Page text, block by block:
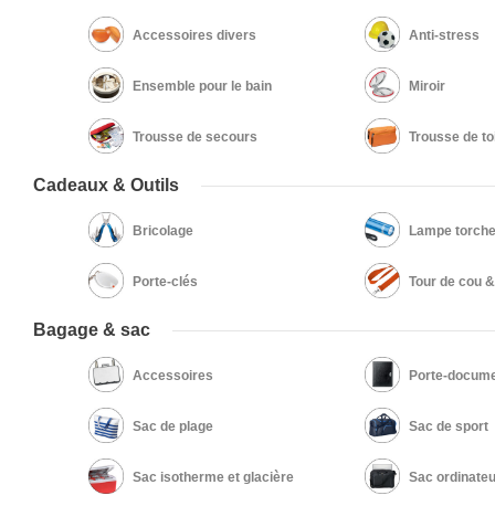
Accessoires divers Anti-stress
Ensemble pour le bain Miroir
Trousse de secours Trousse de
Cadeaux & Outils
Bricolage Lampe torche
Porte-clés Tour de cou
Bagage & sac
Accessoires Porte-
Sac de plage Sac de sport
Sac isotherme et glacière Sac